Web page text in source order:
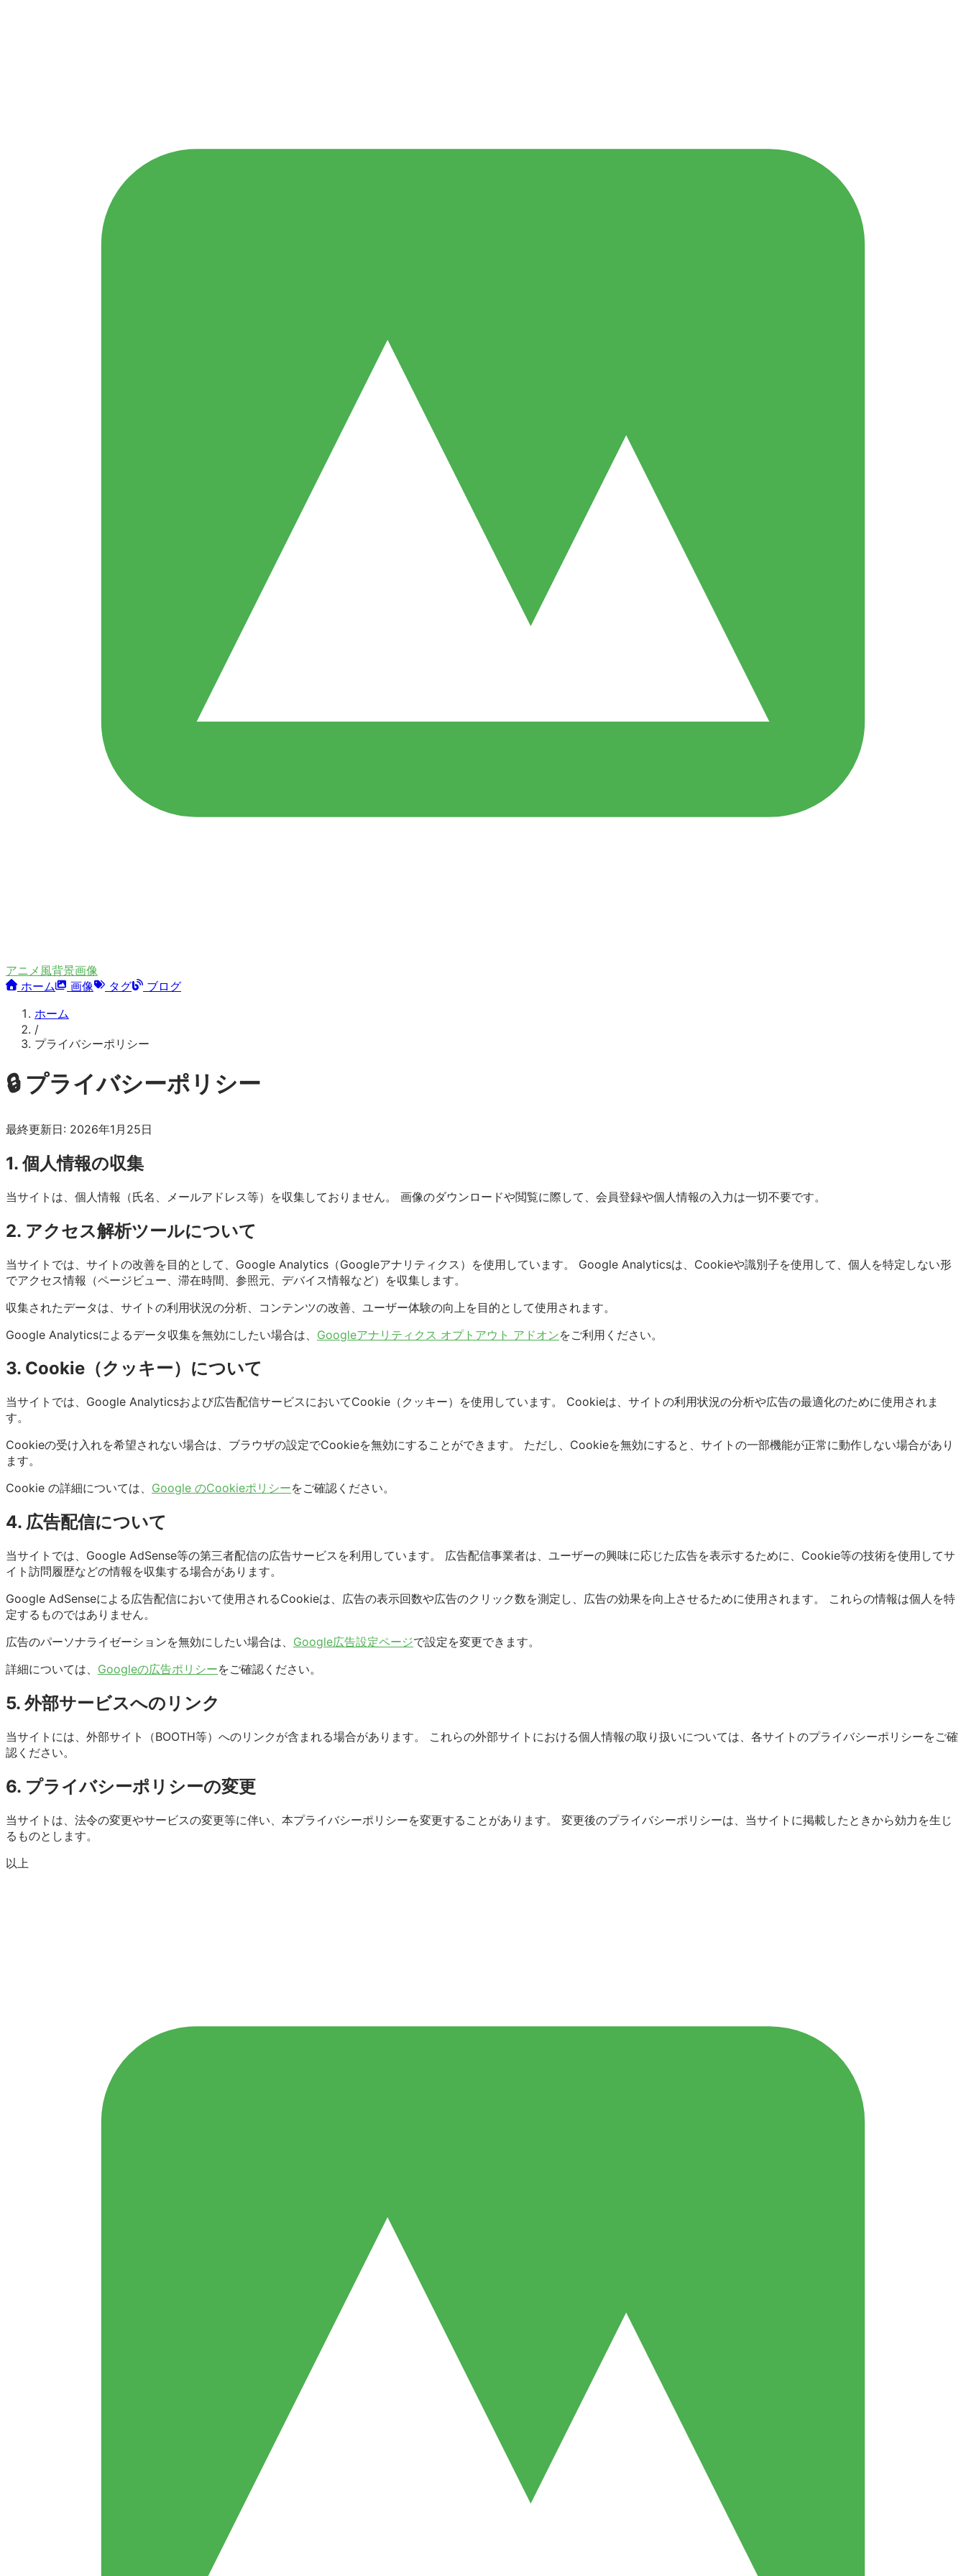
アニメ風背景画像
ホーム
画像 タグ
ブログ
ホーム
/
プライバシーポリシー
🔒 プライバシーポリシー
最終更新日: 2026年1月25日
1. 個人情報の収集
当サイトは、個人情報（氏名、メールアドレス等）を収集しておりません。 画像のダウンロードや閲覧に際して、会員登録や個人情報の入力は一切不要です。
2. アクセス解析ツールについて
当サイトでは、サイトの改善を目的として、Google Analytics（Googleアナリティクス）を使用しています。 Google Analyticsは、Cookieや識別子を使用して、個人を特定しない形
でアクセス情報（ページビュー、滞在時間、参照元、デバイス情報など）を収集します。
収集されたデータは、サイトの利用状況の分析、コンテンツの改善、ユーザー体験の向上を目的として使用されます。
Google Analyticsによるデータ収集を無効にしたい場合は、 Googleアナリティクス オプトアウト アドオンをご利用ください。
3. Cookie（クッキー）について
当サイトでは、Google Analyticsおよび広告配信サービスにおいてCookie（クッキー）を使用しています。 Cookieは、サイトの利用状況の分析や広告の最適化のために使用されま
す。
Cookieの受け入れを希望されない場合は、ブラウザの設定でCookieを無効にすることができます。 ただし、Cookieを無効にすると、サイトの一部機能が正常に動作しない場合があり
ます。
Cookie の詳細については、 Google のCookieポリシーをご確認ください。
4. 広告配信について
当サイトでは、Google AdSense等の第三者配信の広告サービスを利用しています。 広告配信事業者は、ユーザーの興味に応じた広告を表示するために、Cookie等の技術を使用してサ
イト訪問履歴などの情報を収集する場合があります。
Google AdSenseによる広告配信において使用されるCookieは、広告の表示回数や広告のクリック数を測定し、広告の効果を向上させるために使用されます。 これらの情報は個人を特
定するものではありません。
広告のパーソナライゼーションを無効にしたい場合は、 Google広告設定ページで設定を変更できます。
詳細については、 Googleの広告ポリシーをご確認ください。
5. 外部サービスへのリンク
当サイトには、外部サイト（BOOTH等）へのリンクが含まれる場合があります。 これらの外部サイトにおける個人情報の取り扱いについては、各サイトのプライバシーポリシーをご確
認ください。
6. プライバシーポリシーの変更
当サイトは、法令の変更やサービスの変更等に伴い、本プライバシーポリシーを変更することがあります。 変更後のプライバシーポリシーは、当サイトに掲載したときから効力を生じ
るものとします。
以上